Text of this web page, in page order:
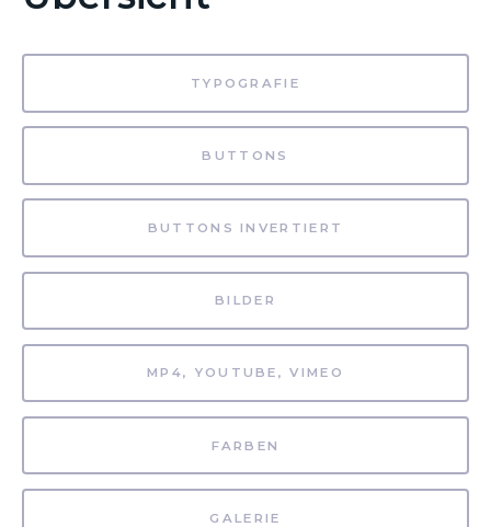
TYPOGRAFIE
BUTTONS
BUTTONS INVERTIERT
BILDER
MP4, YOUTUBE, VIMEO
FARBEN
GALERIE